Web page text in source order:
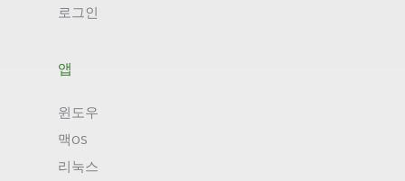
로그인
앱
윈도우
맥OS
리눅스